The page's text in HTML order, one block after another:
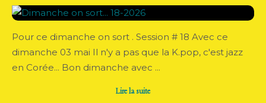
Pour ce dimanche on sort . Session # 18 Avec ce
dimanche 03 mai Il n'y a pas que la K.pop, c'est jazz
en Corée... Bon dimanche avec ...
Lire la suite